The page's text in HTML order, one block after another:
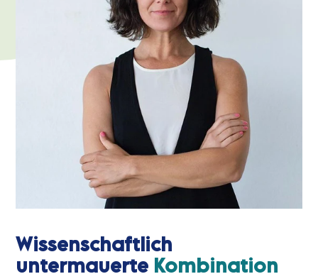
Wissenschaftlich
untermauerte Kombination